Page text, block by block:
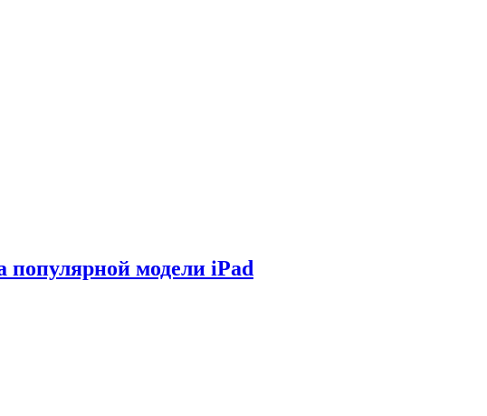
популярной модели iPad